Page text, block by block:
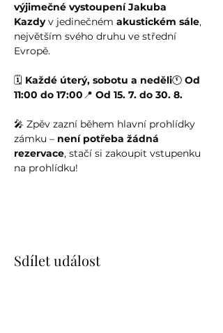
výjimečné vystoupení Jakuba
Kazdy v jedinečném akustickém sále,
největším svého druhu ve střední
Evropě.
🗓️ Každé úterý, sobotu a neděli🕚 Od
11:00 do 17:00📍 Od 15. 7. do 30. 8.
🎤 Zpěv zazní během hlavní prohlídky
zámku – není potřeba žádná
rezervace, stačí si zakoupit vstupenku
na prohlídku!
Sdílet událost